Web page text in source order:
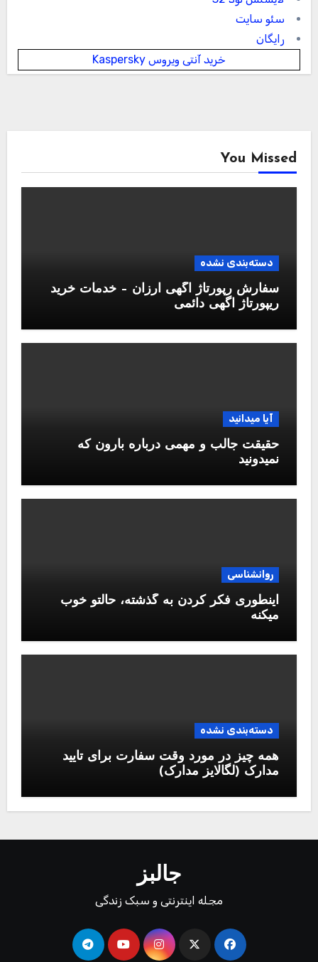
سئو سایت
رایگان
خرید آنتی ویروس Kaspersky
You Missed
دسته‌بندی نشده
سفارش رپورتاژ آگهی ارزان – خدمات خرید
ریپورتاژ اگهی دائمی
آیا میدانید
حقیقت جالب و مهمی درباره بارون که
نمیدونید
روانشناسی
اینطوری فکر کردن به گذشته، حالتو خوب
میکنه
دسته‌بندی نشده
همه چیز در مورد وقت سفارت برای تایید
مدارک (لگالایز مدارک)
جالبز
مجله اینترنتی و سبک زندگی